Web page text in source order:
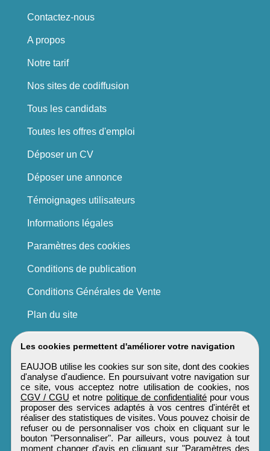
Les cookies permettent d'améliorer votre navigation
EAUJOB utilise les cookies sur son site, dont des cookies
d'analyse d'audience. En poursuivant votre navigation sur
ce site, vous acceptez notre utilisation de cookies, nos
CGV / CGU et notre politique de confidentialité pour vous
proposer des services adaptés à vos centres d'intérêt et
réaliser des statistiques de visites. Vous pouvez choisir de
refuser ou de personnaliser vos choix en cliquant sur le
bouton "Personnaliser". Par ailleurs, vous pouvez à tout
moment changer d'avis en cliquant sur "Paramètres des
Contactez-nous
A propos
Notre tarif
Nos sites de codiffusion
Tous les candidats
Toutes les offres d'emploi
Déposer un CV
Déposer une annonce
Témoignages utilisateurs
Informations légales
Paramètres des cookies
Conditions de publication
Conditions Générales de Vente
Plan du site